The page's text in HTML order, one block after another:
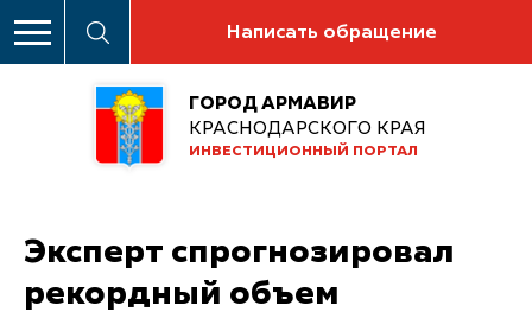
Написать обращение
ГОРОД АРМАВИР
КРАСНОДАРСКОГО КРАЯ
ИНВЕСТИЦИОННЫЙ ПОРТАЛ
Эксперт спрогнозировал
рекордный объем